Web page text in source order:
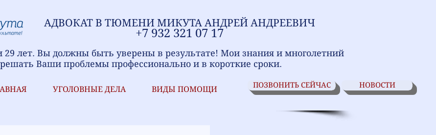
АДВОКАТ В ТЮМЕНИ МИКУТА АНДРЕЙ АНДРЕЕВИЧ
+7 932 321 07 17
29 лет. Вы должны быть уверены в результате! Мои знания и многолетний
Ваши проблемы профессионально и в короткие сроки.
УГОЛОВНЫЕ ДЕЛА ВИДЫ ПОМОЩИ ПОЗВОНИТЬ СЕЙЧАС НОВОСТИ